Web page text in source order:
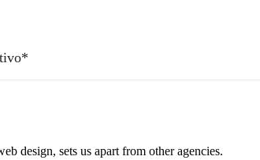
design, sets us apart from other agencies.